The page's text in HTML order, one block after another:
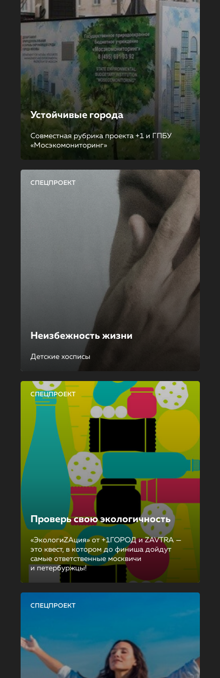
Устойчивые города
Совместная рубрика проекта +1 и ГПБУ
«Мосэкомониторинг»
СПЕЦПРОЕКТ
Неизбежность жизни
Детские хосписы
СПЕЦПРОЕКТ
Проверь свою экологичность
«ЭкологиZAция» от +1ГОРОД и ZAVTRA —
это квест, в котором до финиша дойдут
самые ответственные москвичи
и петербуржцы!
СПЕЦПРОЕКТ